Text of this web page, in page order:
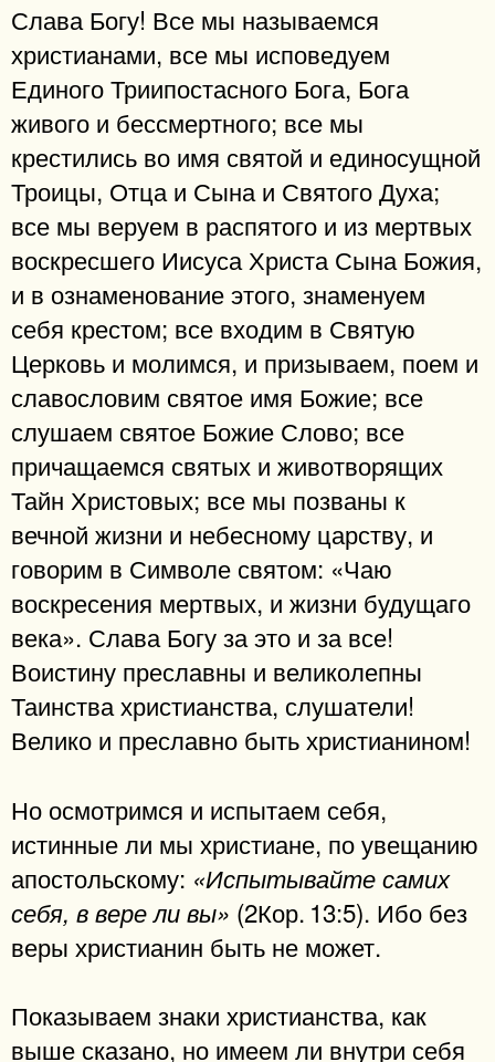
Слава Богу! Все мы называемся
христианами, все мы исповедуем
Единого Триипостасного Бога, Бога
живого и бессмертного; все мы
крестились во имя святой и единосущной
Троицы, Отца и Сына и Святого Духа;
все мы веруем в распятого и из мертвых
воскресшего Иисуса Христа Сына Божия,
и в ознаменование этого, знаменуем
себя крестом; все входим в Святую
Церковь и молимся, и призываем, поем и
славословим святое имя Божие; все
слушаем святое Божие Слово; все
причащаемся святых и животворящих
Тайн Христовых; все мы позваны к
вечной жизни и небесному царству, и
говорим в Символе святом: «Чаю
воскресения мертвых, и жизни будущаго
века». Слава Богу за это и за все!
Воистину преславны и великолепны
Таинства христианства, слушатели!
Велико и преславно быть христианином!
Но осмотримся и испытаем себя,
истинные ли мы христиане, по увещанию
апостольскому: «Испытывайте самих
себя, в вере ли вы» (2Кор. 13:5). Ибо без
веры христианин быть не может.
Показываем знаки христианства, как
выше сказано, но имеем ли внутри себя